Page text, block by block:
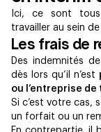
Ici, ce sont
travailler au sein
Les frais de
Des indemnités
dès lors qu’il n’est
ou l’entreprise
Si c’est votre cas,
un forfait ou un